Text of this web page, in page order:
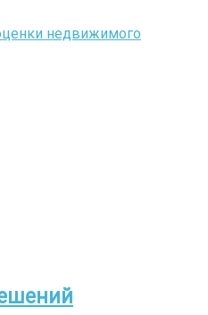
недвижимого